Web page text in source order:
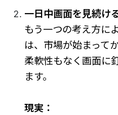
一日中画面を見続け
もう一つの考え方に
は、市場が始まって
柔軟性もなく画面に
ます。
現実：